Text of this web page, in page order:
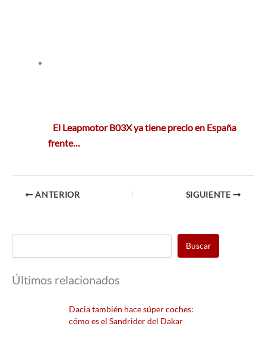
El Leapmotor B03X ya tiene precio en España
frente…
ANTERIOR SIGUIENTE
Buscar
Últimos relacionados
Dacia también hace súper coches:
cómo es el Sandrider del Dakar